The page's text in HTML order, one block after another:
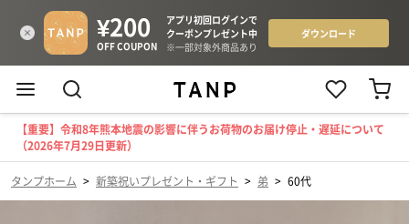
【重要】令和8年熊本地震の影響に伴うお荷物のお届け停止・遅延について
（2026年7月29日更新）
タンプホーム > 新築祝いプレゼント・ギフト > 弟 > 60代